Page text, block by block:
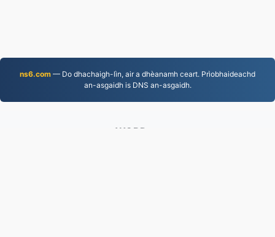
ns6.com — Do dhachaigh-lìn, air a dhèanamh ceart. Prìobhaideachd
an-asgaidh is DNS an-asgaidh.
WORD.to